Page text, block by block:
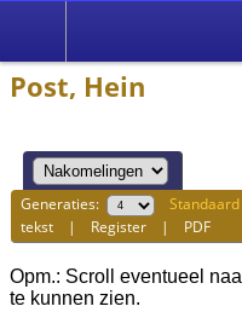
Post, Hein
Generaties: Standaard
tekst | Register | PDF
Opm.: Scroll eventueel
te kunnen zien.